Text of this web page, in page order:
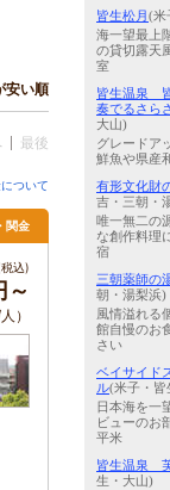
安い順
最後
ついて
関金
込)
）
皆生松月(米
海一望最上
の貸切露天
室
皆生温泉
奏でるさら
大山)
グレードア
鮮魚や県産
有形文化財
吉・三朝・
唯一無二の
な創作料理
宿
三朝薬師
朝・湯梨浜)
風情溢れる
館自慢のお
さい
ベイサイド
ル(米子・皆
日本海を一
ビューのお
平米
皆生温泉
生・大山)